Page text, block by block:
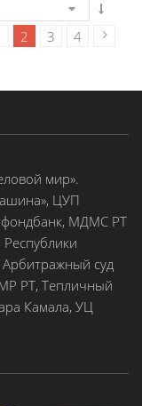
2 3 4
мир».
ЦУП
МДМС РТ
суд
РТ, Тепличный
Камала, УЦ